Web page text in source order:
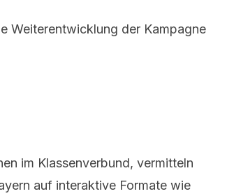
Weiterentwicklung der Kampagne
im Klassenverbund, vermitteln
auf interaktive Formate wie